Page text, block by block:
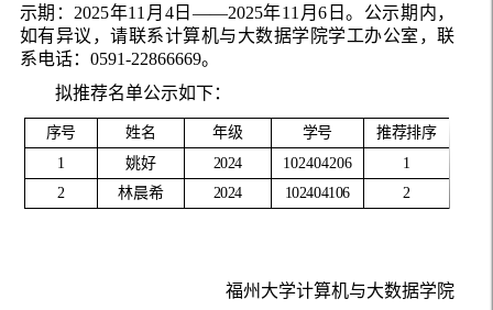
示期：2025年11月4日——2025年11月6日。公示期内，
如有异议，请联系计算机与大数据学院学工办公室，联
系电话：0591-22866669。
拟推荐名单公示如下：
序号 姓名 年级 学号
推荐排序
1
姚好 2024 102404206
1
2
林晨希 2024 102404106 2
福州大学计算机与大数据学院